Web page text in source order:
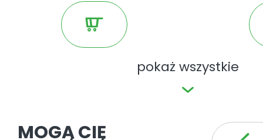
patronem medialnym licznych
branżowych.
pokaż wszystkie
MOGĄ CIĘ